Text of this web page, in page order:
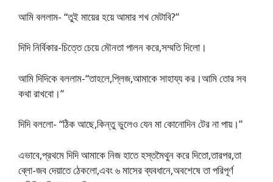
আমি বললাম- “তুই মায়ের হয়ে আমার শখ মেটাবি?”
দিদি নির্বিকার-চিত্তে চেয়ে মৌনতা পালন করে,সম্মতি দিলো।
আমি দিদিকে বললাম-“তাহলে,প্লিজ,আমাকে সাহায্য কর।আমি তোর সব
কথা রাখবো।”
দিদি বললো- “ঠিক আছে,কিন্তু ভুলেও যেন মা কোনোদিন টের না পায়।”
এভাবে,প্রথমে দিদি আমাকে নিজ হাতে হস্তমৈথুন করে দিতো,তারপর,তা
ব্লো-জব দেয়াতে ঠেকলো,এবং ৬ মাসের ব্যবধানে,অবশেষে তা পরিপূর্ণ